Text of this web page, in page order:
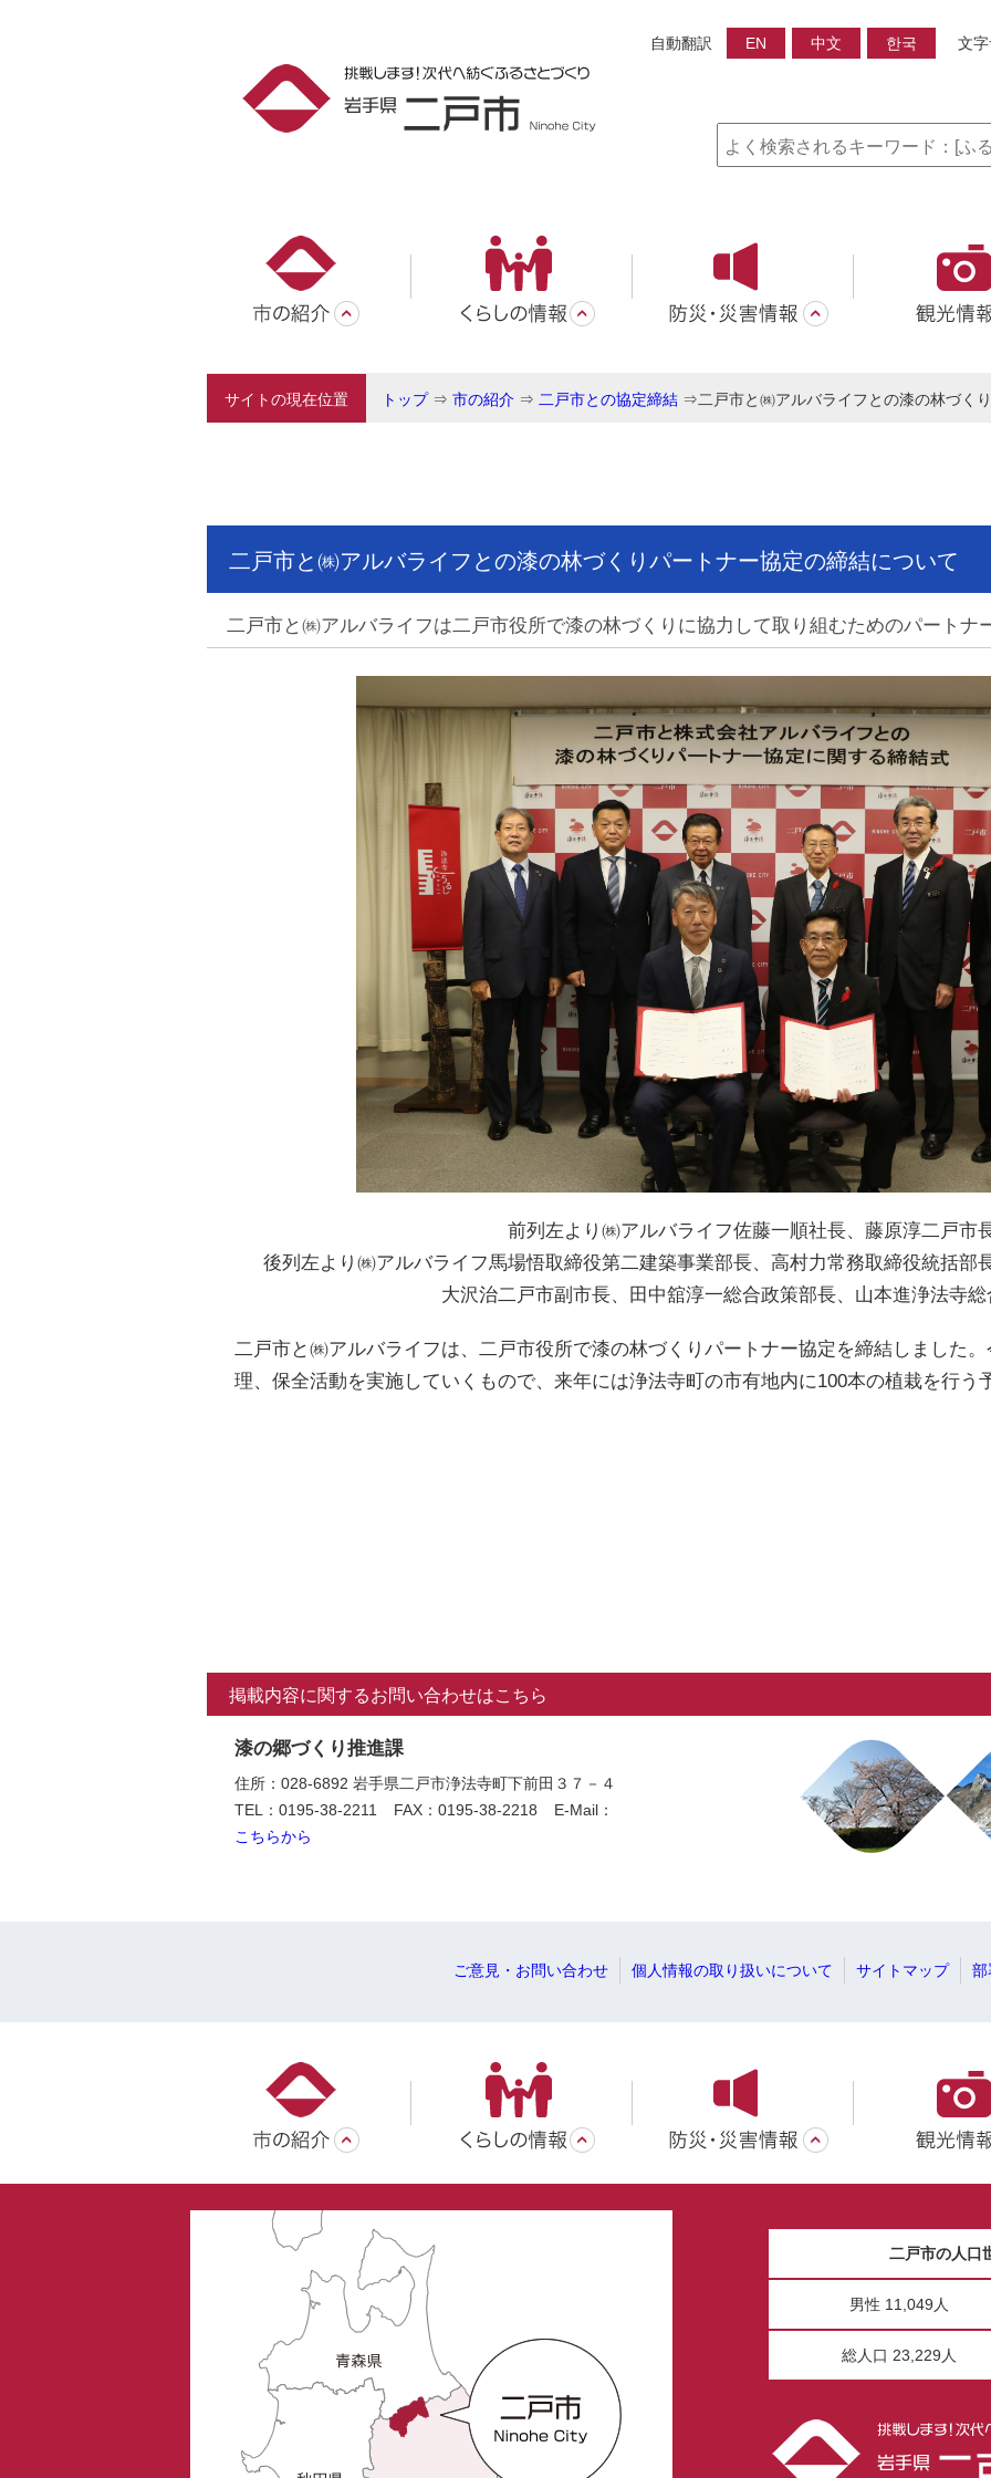
自動翻訳 EN 中文 한국 文
サイトの現在位置 トップ⇒ 市の紹介 ⇒ 二戸市との協定締結 ⇒二戸市と㈱アルバライフとの漆の林づく
二戸市と㈱アルバライフとの漆の林づくりパートナー協定の締結について
二戸市と㈱アルバライフは二戸市役所で漆の林づくりに協力して取り組むためのパートナ
前列左より㈱アルバライフ佐藤一順社長、藤原淳二戸市
後列左より㈱アルバライフ馬場悟取締役第二建築事業部長、高村力常務取締役統括部
大沢治二戸市副市長、田中舘淳一総合政策部長、山本進浄法寺
二戸市と㈱アルバライフは、二戸市役所で漆の林づくりパートナー協定を締結しました
理、保全活動を実施していくもので、来年には浄法寺町の市有地内に100本の植栽を行う
掲載内容に関するお問い合わせはこちら
漆の郷づくり推進課
住所：028-6892 岩手県二戸市浄法寺町下前田３７－４
TEL：0195-38-2211
FAX：0195-38-2218
E-Mail：
こちらから
ご意見・お問い合わせ 個人情報の取り扱いについて サイトマップ 部
二戸市の人口
男性 11,049人
総人口 23,229人